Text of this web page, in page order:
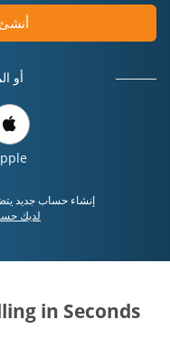
أو
إنشاء حساب جديد
لديك
in Seconds